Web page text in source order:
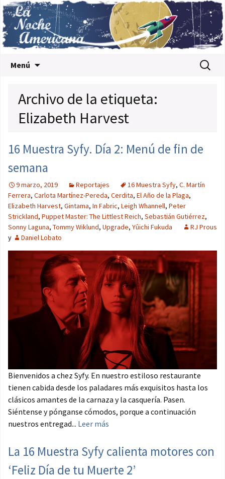
Menú Buscar:
Archivo de la etiqueta:
Elizabeth Harvest
16 Muestra Syfy. Día 2: Menú de fin de
semana
9 marzo, 2019 Reportajes 16 Muestra Syfy, C. Martín
Ferrera, Carlota Martínez-Pereda, Cerdita, El Año de la Plaga,
Elizabeth Harvest, Gintama, In Fabric, Leigh Whannell, Peter
Strickland, Puppet Master: The Littlest Reich, Sebastián Gutiérrez,
Sonny Laguna, Tommy Wiklund, Upgrade, Yûichi Fukuda
RJ Prous
y
Daniel Lobato
Bienvenidos a chez Syfy. En nuestro estiloso restaurante
tienen cabida desde los paladares más exquisitos hasta los
clásicos amantes de la carnaza y la casquería. Pasen.
Siéntense y pónganse cómodos, porque a continuación
nuestros entregad... Leer más
La 16 Muestra Syfy calienta motores con
‘Feliz Día de tu Muerte 2’